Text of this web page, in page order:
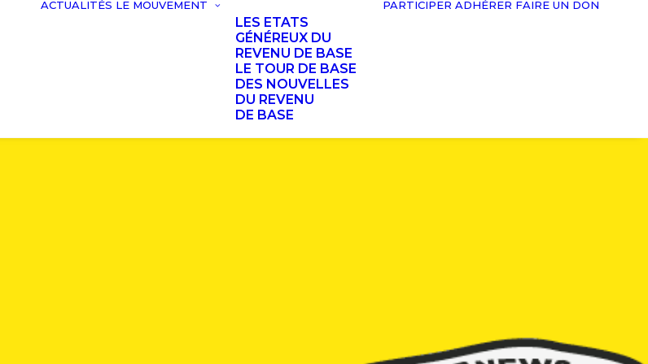
ACTUALITÉS LE MOUVEMENT
LES ETATS
GÉNÉREUX DU
REVENU DE BASE
LE TOUR DE BASE
DES NOUVELLES
DU REVENU
DE BASE
PARTICIPER ADHÉRER FAIRE UN DON